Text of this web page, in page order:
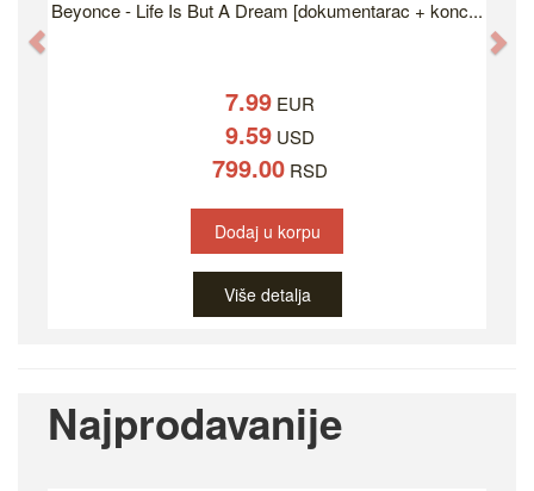
Beyonce - Life Is But A Dream [dokumentarac + konc...
7.99 EUR
9.59 USD
799.00 RSD
Dodaj u korpu
Više detalja
Najprodavanije